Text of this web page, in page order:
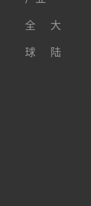
全
球
大
陆